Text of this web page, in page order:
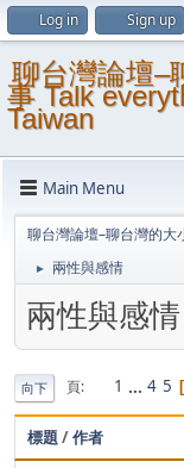
Log in Sign up
聊台灣論壇–
事 Talk
Taiwan
Main Menu
聊台灣論壇–聊台灣的
► 兩性與感情
兩性與感情
向下 頁 1 ... 4 5
標題 /作者